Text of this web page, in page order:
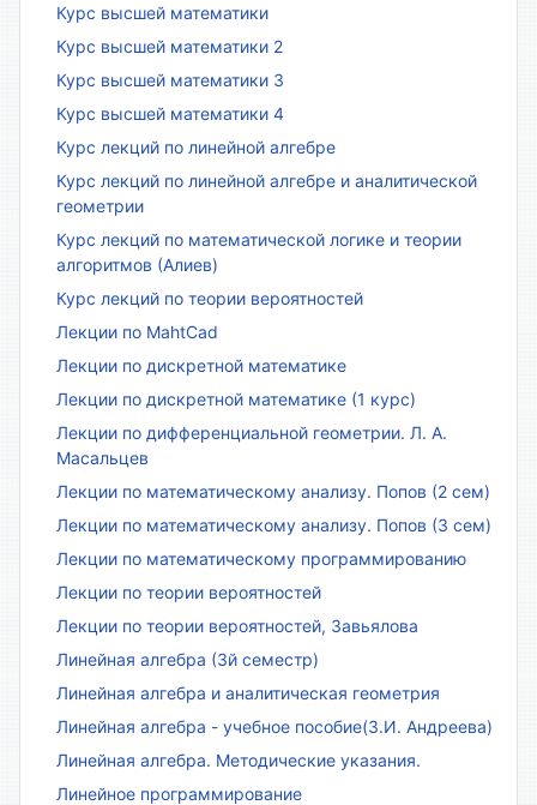
Курс высшей математики
Курс высшей математики 2
Курс высшей математики 3
Курс высшей математики 4
Курс лекций по линейной алгебре
Курс лекций по линейной алгебре и аналитической
геометрии
Курс лекций по математической логике и теории
алгоритмов (Алиев)
Курс лекций по теории вероятностей
Лекции по MahtCad
Лекции по дискретной математике
Лекции по дискретной математике (1 курс)
Лекции по дифференциальной геометрии. Л. А.
Масальцев
Лекции по математическому анализу. Попов (2 сем)
Лекции по математическому анализу. Попов (3 сем)
Лекции по математическому программированию
Лекции по теории вероятностей
Лекции по теории вероятностей, Завьялова
Линейная алгебра (3й семестр)
Линейная алгебра и аналитическая геометрия
Линейная алгебра - учебное пособие(З.И. Андреева)
Линейная алгебра. Методические указания.
Линейное программирование